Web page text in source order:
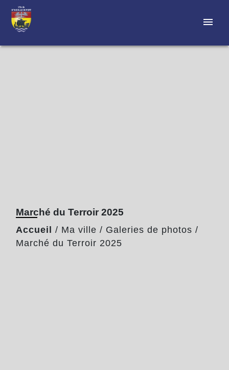
menu
Marché du Terroir 2025
Accueil / Ma ville / Galeries de photos /
Marché du Terroir 2025